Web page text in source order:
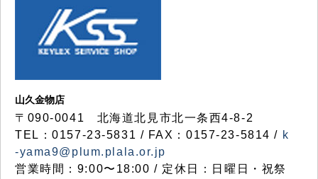
山久金物店
〒090-0041 北海道北見市北一条西4-8-2
TEL：0157-23-5831 / FAX：0157-23-5814 / k
-yama9@plum.plala.or.jp
営業時間：9:00〜18:00 / 定休日：日曜日・祝祭